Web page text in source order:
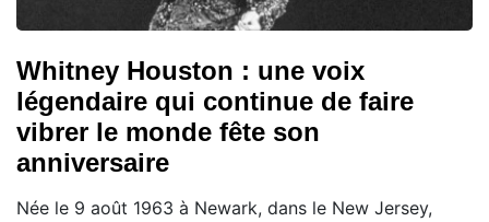
Whitney Houston : une voix
légendaire qui continue de faire
vibrer le monde fête son
anniversaire
Née le 9 août 1963 à Newark, dans le New Jersey,